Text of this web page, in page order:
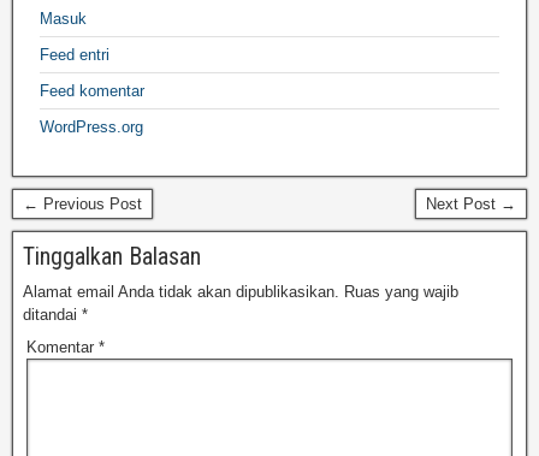
Masuk
Feed entri
Feed komentar
WordPress.org
← Previous Post Next Post →
Tinggalkan Balasan
Alamat email Anda tidak akan dipublikasikan. Ruas yang wajib
ditandai *
Komentar *